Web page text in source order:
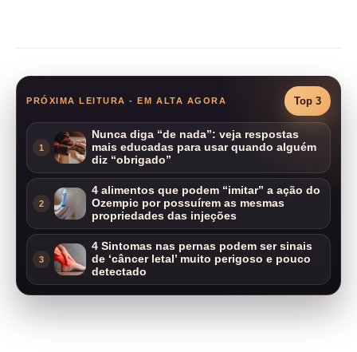
PRÓXIMA LEITURA - EM ALTA AGORA Top 3
1
Nunca diga “de nada”: veja respostas
mais educadas para usar quando alguém
diz “obrigado”
2
4 alimentos que podem “imitar” a ação do
Ozempic por possuírem as mesmas
propriedades das injeções
3
4 Sintomas nas pernas podem ser sinais
de ‘câncer letal’ muito perigoso e pouco
detectado